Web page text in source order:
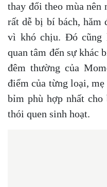
thay đổi theo mùa nên
rất dễ bị bí bách, hăm
vì khó chịu. Đó cũng
quan tâm đến sự khác
đêm thường của
điểm của từng loại, mẹ
bỉm phù hợp nhất
thói quen sinh hoạt.